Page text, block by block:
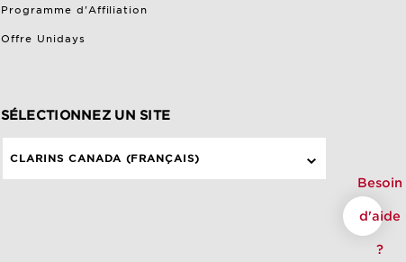
Programme d'Affiliation
Offre Unidays
SÉLECTIONNEZ UN SITE
CLARINS CANADA (FRANÇAIS)
Besoin
d'aide
?